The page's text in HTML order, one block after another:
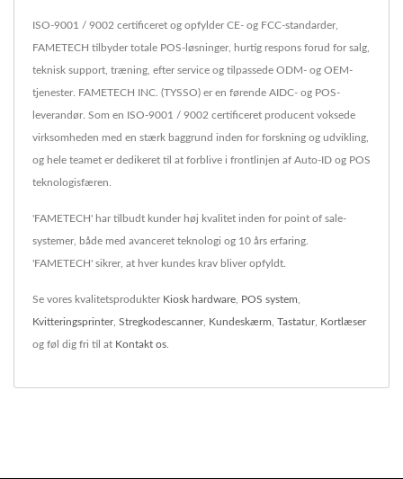
ISO-9001 / 9002 certificeret og opfylder CE- og FCC-standarder,
FAMETECH tilbyder totale POS-løsninger, hurtig respons forud for salg,
teknisk support, træning, efter service og tilpassede ODM- og OEM-
tjenester. FAMETECH INC. (TYSSO) er en førende AIDC- og POS-
leverandør. Som en ISO-9001 / 9002 certificeret producent voksede
virksomheden med en stærk baggrund inden for forskning og udvikling,
og hele teamet er dedikeret til at forblive i frontlinjen af Auto-ID og POS
teknologisfæren.
'FAMETECH' har tilbudt kunder høj kvalitet inden for point of sale-
systemer, både med avanceret teknologi og 10 års erfaring.
'FAMETECH' sikrer, at hver kundes krav bliver opfyldt.
Se vores kvalitetsprodukter Kiosk hardware POS system
Kvitteringsprinter, Stregkodescanner, Kundeskærm Tastatur, Kortlæser
og føl dig fri til at Kontakt os